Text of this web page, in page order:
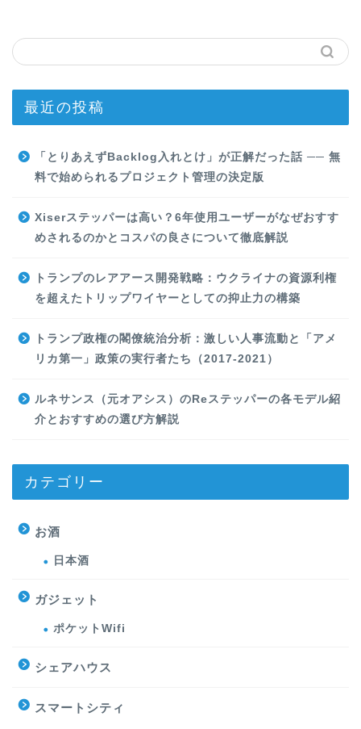
最近の投稿
「とりあえずBacklog入れとけ」が正解だった話 ── 無
料で始められるプロジェクト管理の決定版
Xiserステッパーは高い？6年使用ユーザーがなぜおすす
めされるのかとコスパの良さについて徹底解説
トランプのレアアース開発戦略：ウクライナの資源利権
を超えたトリップワイヤーとしての抑止力の構築
トランプ政権の閣僚統治分析：激しい人事流動と「アメ
リカ第一」政策の実行者たち（2017-2021）
ルネサンス（元オアシス）のReステッパーの各モデル紹
介とおすすめの選び方解説
カテゴリー
お酒
日本酒
ガジェット
ポケットWifi
シェアハウス
スマートシティ